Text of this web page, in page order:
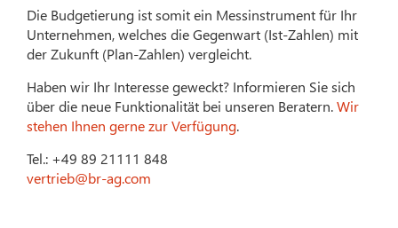
Die Budgetierung ist somit ein Messinstrument für Ihr
Unternehmen, welches die Gegenwart (Ist-Zahlen) mit
der Zukunft (Plan-Zahlen) vergleicht.
Haben wir Ihr Interesse geweckt? Informieren Sie sich
über die neue Funktionalität bei unseren Beratern.Wir
stehen Ihnen gerne zur Verfügung.
Tel.: +49 89 21111 848
vertrieb@br-ag.com